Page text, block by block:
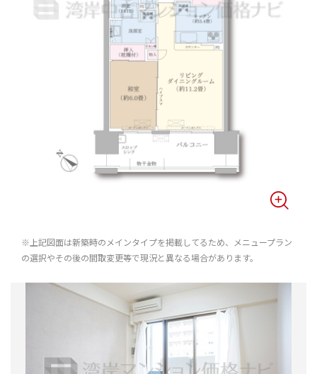
※上記図面は新築時のメインタイプを掲載してるため、メニュープラン
の選択やその後の間取変更等で現況と異なる場合があります。